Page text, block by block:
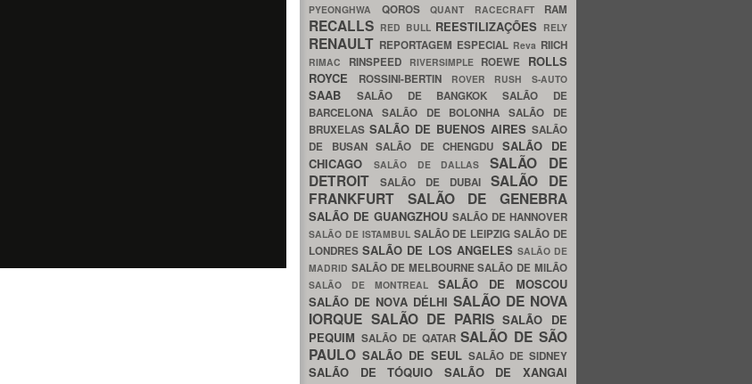
PYEONGHWA QOROS QUANT RACECRAFT RAM
RECALLS RED BULL REESTILIZAÇÕES RELY
RENAULT REPORTAGEM ESPECIAL Reva RIICH
RIMAC RINSPEED RIVERSIMPLE ROEWE ROLLS
ROYCE
ROSSINI-BERTIN ROVER RUSH S-AUTO
SAAB SALÃO DE BANGKOKSALÃO DE
BARCELONA SALÃO DE BOLONHASALÃO DE
BRUXELAS SALÃO DE BUENOS AIRES SALÃO
DE BUSAN SALÃO DE CHENGDU SALÃO DE
CHICAGO
SALÃO DE DALLASSALÃO DE
DETROIT
SALÃO DE DUBAI SALÃO DE
FRANKFURT SALÃO DE GENEBRA
SALÃO DE GUANGZHOU SALÃO DE HANNOVER
SALÃO DE ISTAMBUL SALÃO DE LEIPZIGSALÃO DE
LONDRESSALÃO DE LOS ANGELES SALÃO DE
MADRID SALÃO DE MELBOURNESALÃO DE MILÃO
SALÃO DE MONTREAL SALÃO DE MOSCOU
SALÃO DE NOVA DÉLHI SALÃO DE NOVA
IORQUE SALÃO DE PARISSALÃO DE
PEQUIM SALÃO DE QATARSALÃO DE SÃO
PAULO SALÃO DE SEUL SALÃO DE SIDNEY
SALÃO DE TÓQUIO SALÃO DE XANGAI